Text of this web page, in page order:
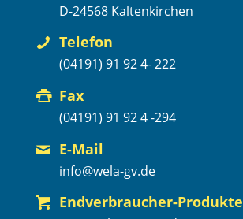
D-24568 Kaltenkirchen
Telefon
(04191) 91 92 4- 222
Fax
(04191) 91 92 4 -294
E-Mail
info@wela-gv.de
Endverbraucher-Produkte